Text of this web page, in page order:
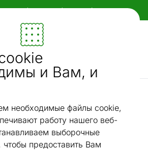
и Вам, и
необходимые файлы cookie,
работу нашего веб-
выборочные
предоставить Вам
и удобные способы оплаты!
- ON24